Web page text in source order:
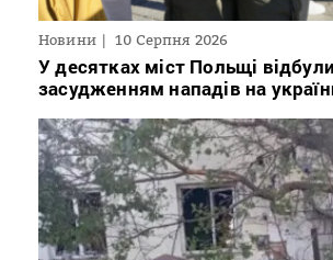
Новини 10 Серпня 2026
У десятках міст Польщі
засудженням нападів на